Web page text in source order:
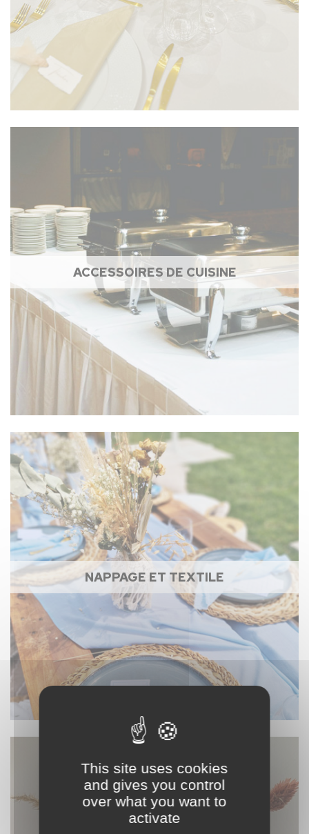
ACCESSOIRES DE CUISINE
NAPPAGE ET TEXTILE
This site uses cookies
and gives you control
over what you want to
activate